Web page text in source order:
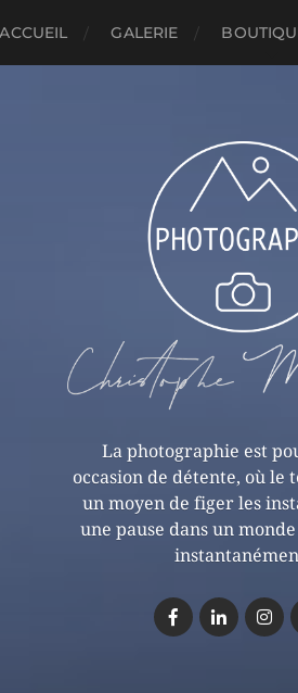
ACCUEIL GALERIE
La photographie est
occasion de détente, où le
un moyen de figer les
une pause dans un